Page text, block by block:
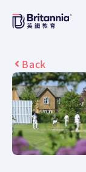
最
升
升
Back